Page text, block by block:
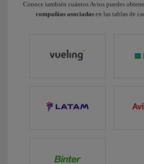
Conoce también cuántos Avios puedes
compañías asociadasen las tablas de